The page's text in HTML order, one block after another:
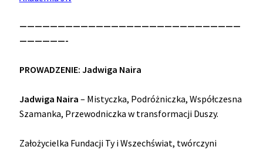
—————————————————————————————
——————-
PROWADZENIE: Jadwiga Naira
Jadwiga Naira – Mistyczka, Podróżniczka, Współczesna
Szamanka, Przewodniczka w transformacji Duszy.
Założycielka Fundacji Ty i Wszechświat, twórczyni